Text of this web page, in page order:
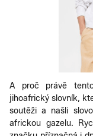
A proč právě
jihoafrický slovník,
soutěži a našli
africkou gazelu.